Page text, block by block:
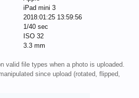
iPad mini 3
2018:01:25 13:59:56
1/40 sec
ISO 32
3.3 mm
valid file types when a photo is uploaded.
since upload (rotated, flipped,